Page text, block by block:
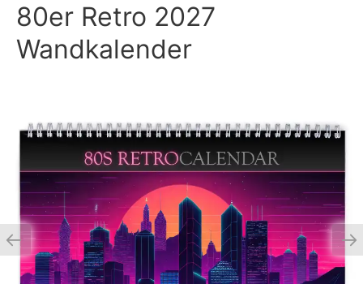
80er Retro 2027
Wandkalender